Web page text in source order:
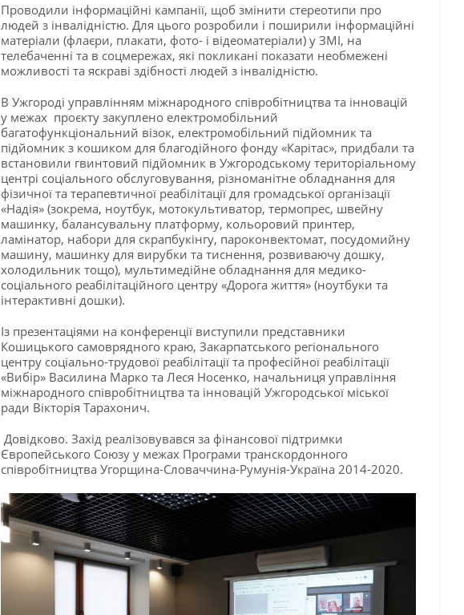
Проводили інформаційні кампанії, щоб змінити стереотипи про
людей з інвалідністю. Для цього розробили і поширили інформаційні
матеріали (флаєри, плакати, фото- і відеоматеріали) у ЗМІ, на
телебаченні та в соцмережах, які покликані показати необмежені
можливості та яскраві здібності людей з інвалідністю.
В Ужгороді управлінням міжнародного співробітництва та інновацій
у межах проєкту закуплено електромобільний
багатофункціональний візок, електромобільний підйомник та
підйомник з кошиком для благодійного фонду «Карітас», придбали та
встановили гвинтовий підйомник в Ужгородському територіальному
центрі соціального обслуговування, різноманітне обладнання для
фізичної та терапевтичної реабілітації для громадської організації
«Надія» (зокрема, ноутбук, мотокультиватор, термопрес, швейну
машинку, балансувальну платформу, кольоровий принтер,
ламінатор, набори для скрапбукінгу, пароконвектомат, посудомийну
машину, машинку для вирубки та тиснення, розвиваючу дошку,
холодильник тощо), мультимедійне обладнання для медико-
соціального реабілітаційного центру «Дорога життя» (ноутбуки та
інтерактивні дошки).
Із презентаціями на конференції виступили представники
Кошицького самоврядного краю, Закарпатського регіонального
центру соціально-трудової реабілітації та професійної реабілітації
«Вибір» Василина Марко та Леся Носенко, начальниця управління
міжнародного співробітництва та інновацій Ужгородської міської
ради Вікторія Тарахонич.
Довідково. Захід реалізовувався за фінансової підтримки
Європейського Союзу у межах Програми транскордонного
співробітництва Угорщина-Словаччина-Румунія-Україна 2014-2020.